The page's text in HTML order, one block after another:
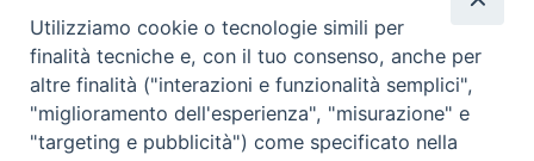
Ufficio Comunicazioni sociali
Piazza Giovene 4 – 70056 Molfetta (BA)
comunicazionisociali@diocesimolfetta.it
Utilizziamo cookie o tecnologie simili per
finalità tecniche e, con il tuo consenso, anche per
altre finalità ("interazioni e funzionalità semplici",
"miglioramento dell'esperienza", "misurazione" e
"targeting e pubblicità") come specificato nella